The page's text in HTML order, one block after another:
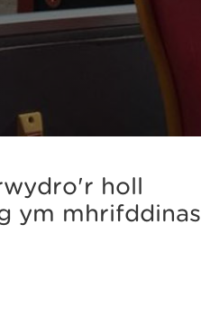
holl
ym mhrifddinas